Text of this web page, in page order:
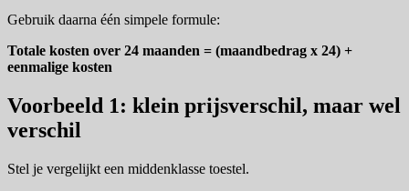
Gebruik daarna één simpele formule:
Totale kosten over 24 maanden = (maandbedrag x 24) +
eenmalige kosten
Voorbeeld 1: klein prijsverschil, maar wel
verschil
Stel je vergelijkt een middenklasse toestel.